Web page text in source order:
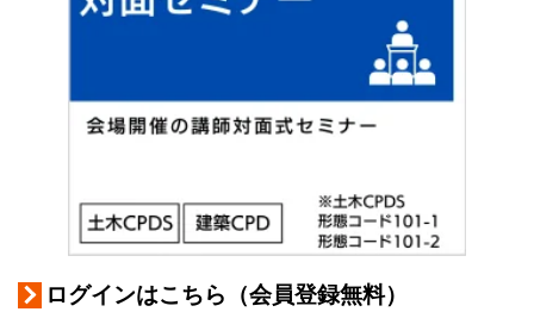
ログインはこちら（会員登録無料）